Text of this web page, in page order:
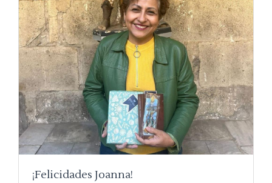
¡Felicidades Joanna!